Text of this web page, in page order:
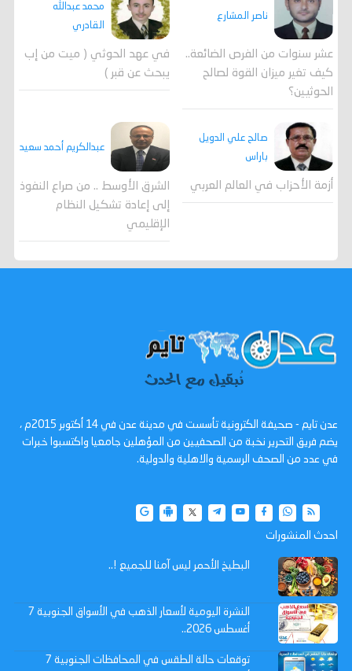
ناصر المشارع
عشر سنوات من الفرص الضائعة..
كيف تغير ميزان القوة لصالح
الحوثيين؟
محمد عبدالله
القادري
في عهد الحوثي ( ميت من إب
يبحث عن قبر )
صالح علي الدويل
باراس
أزمة الأحزاب في العالم العربي
عبدالكريم أحمد سعيد
الشرق الأوسط .. من صراع النفوذ
إلى إعادة تشكيل النظام
الإقليمي
عدن تايم - صحيفة الكترونية تأسست في مدينة عدن في 14 أكتوبر 2015م ،
يضم فريق التحرير نخبة من الصحفيين من المؤهلين جامعيا واكتسبوا خبرات
في عدد من الصحف الرسمية والاهلية والدولية.
احدث المنشورات
البطيخ الأحمر ليس آمنا للجميع !..
النشرة اليومية لأسعار الذهب في الأسواق الجنوبية 7
أغسطس 2026..
توقعات حالة الطقس في المحافظات الجنوبية 7